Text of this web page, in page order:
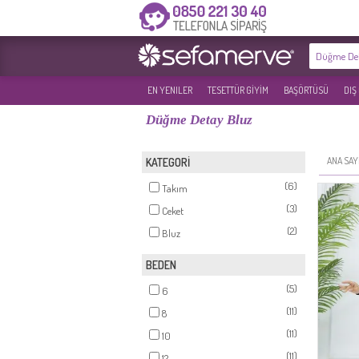
EN YENILER TESETTÜR GİYİM BAŞÖRTÜSÜ DIŞ
Düğme Detay Bluz
KATEGORİ
Takım
(6)
Ceket
(3)
Bluz
(2)
BEDEN
6
(5)
8
(11)
10
(11)
(11)
ANA